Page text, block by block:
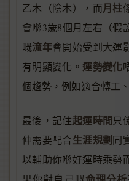
乙木（陰木），而月柱
會喺3歲8個月左右（假
嘅流年會開始受到大運
有明顯變化。 運勢變化
個趨勢，例如適合轉工
最後，記住起運時間只
仲需要配合生涯規劃同
以輔助你喺好運時乘勢